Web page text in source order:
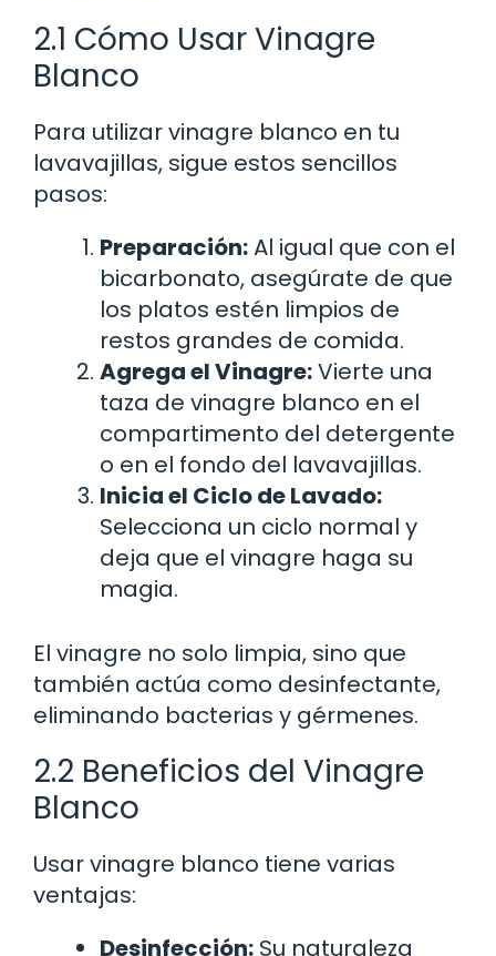
2.1 Cómo Usar Vinagre
Blanco
Para utilizar vinagre blanco en tu
lavavajillas, sigue estos sencillos
pasos:
Preparación:Al igual que con el
bicarbonato, asegúrate de que
los platos estén limpios de
restos grandes de comida.
Agrega el Vinagre:Vierte una
taza de vinagre blanco en el
compartimento del detergente
o en el fondo del lavavajillas.
Inicia el Ciclo de Lavado:
Selecciona un ciclo normal y
deja que el vinagre haga su
magia.
El vinagre no solo limpia, sino que
también actúa como desinfectante,
eliminando bacterias y gérmenes.
2.2 Beneficios del Vinagre
Blanco
Usar vinagre blanco tiene varias
ventajas:
Desinfección: Su naturaleza